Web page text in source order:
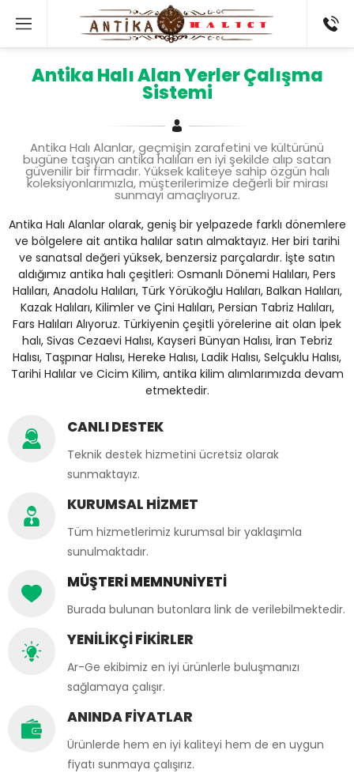
Antika Halı Alan Yerler Çalışma
Sistemi
Antika Halı Alanlar, geçmişin zarafetini ve kültürünü
bugüne taşıyan antika halıları en iyi şekilde alıp satan
güvenilir bir firmadır. Yüksek kaliteye sahip özgün halı
koleksiyonlarımızla, müşterilerimize değerli bir mirası
sunmayı amaçlıyoruz.
Antika Halı Alanlar olarak, geniş bir yelpazede farklı dönemlere
ve bölgelere ait antika halılar satın almaktayız. Her biri tarihi
ve sanatsal değeri yüksek, benzersiz parçalardır. İşte satın
aldığımız antika halı çeşitleri: Osmanlı Dönemi Halıları, Pers
Halıları, Anadolu Halıları, Türk Yörükoğlu Halıları, Balkan Halıları,
Kazak Halıları, Kilimler ve Çini Halıları, Persian Tabriz Halıları,
Fars Halıları Alıyoruz. Türkiyenin çeşitli yörelerine ait olan İpek
halı, Sivas Cezaevi Halısı, Kayseri Bünyan Halısı, İran Tebriz
Halısı, Taşpınar Halısı, Hereke Halısı, Ladik Halısı, Selçuklu Halısı,
Tarihi Halılar ve Cicim Kilim, antika kilim alımlarımızda devam
etmektedir.
CANLI DESTEK
Teknik destek hizmetini ücretsiz olarak
sunmaktayız.
KURUMSAL HİZMET
Tüm hizmetlerimiz kurumsal bir yaklaşımla
sunulmaktadır.
MÜŞTERİ MEMNUNİYETİ
Burada bulunan butonlara link de verilebilmektedir.
YENİLİKÇİ FİKİRLER
Ar-Ge ekibimiz en iyi ürünlerle buluşmanızı
sağlamaya çalışır.
ANINDA FİYATLAR
Ürünlerde hem en iyi kaliteyi hem de en uygun
fiyatı sunmaya çalışırız.